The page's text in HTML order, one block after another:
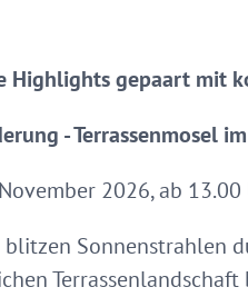
Highlights gepaart mit
- Terrassenmosel
2026, ab
blitzen Sonnenstrahlen